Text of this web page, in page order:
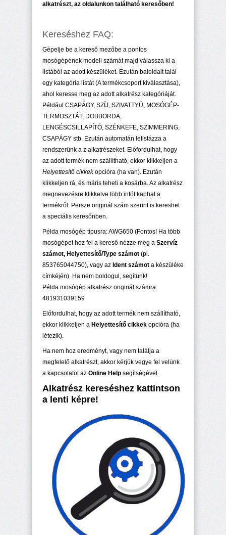
alkatrészt, az oldalunkon található keresőben!
Kereséshez FAQ:
Gépelje be a kereső mezőbe a pontos
mosógépének modell számát majd válassza ki a
listából az adott készüléket. Ezután baloldalt talál
egy kategória listát (A termékcsoport kiválasztása),
ahol keresse meg az adott alkatrész kategóriáját.
Például CSAPÁGY, SZÍJ, SZIVATTYÚ, MOSÓGÉP-
TERMOSZTÁT, DOBBORDA,
LENGÉSCSILLAPÍTÓ, SZÉNKEFE, SZIMMERING,
CSAPÁGY stb. Ezután automatán lelistázza a
rendszerünk a z alkatrészeket. Előfordulhat, hogy
az adott termék nem szállítható, ekkor klikkeljen a
Helyettesítő cikkekopcióra (ha van). Ezután
klikkeljen rá, és máris teheti a kosárba. Az alkatrész
megnevezésre klikkelve több infót kaphat a
termékről. Persze originál szám szerint is kereshet
a speciális keresőnben.
Példa mosógép típusra: AWG650 (Fontos! Ha több
mosógépet hoz fel a kereső nézze meg a Szervíz
számot, Helyettesítő/Type számot (pl.
853765044750), vagy az Ident számot a készüléke
címkéjén). Ha nem boldogul, segítünk!
Példa mosógép alkatrész originál számra:
481931039159
Előfordulhat, hogy az adott termék nem szállítható,
ekkor klikkeljen a Helyettesítő cikkek opcióra (ha
létezik).
Ha nem hoz eredményt, vagy nem találja a
megfelelő alkatrészt, akkor kérjük vegye fel velünk
a kapcsolatot az Online Help segítségével.
Alkatrész kereséshez kattintson
a lenti képre!